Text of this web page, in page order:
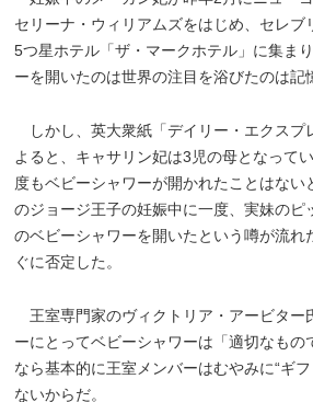
セリーナ・ウィリアムズをはじめ、セレブ
5つ星ホテル「ザ・マークホテル」に集ま
ーを開いたのは世界の注目を浴びたのは記
しかし、英大衆紙「デイリー・エクスプ
よると、キャサリン妃は3児の母となって
度もベビーシャワーが開かれたことはない
のジョージ王子の妊娠中に一度、実妹のピ
のベビーシャワーを開いたという噂が流れ
ぐに否定した。
王室専門家のヴィクトリア・アービター
ーにとってベビーシャワーは「適切なもの
なら基本的に王室メンバーはむやみに“ギ
ないからだ。